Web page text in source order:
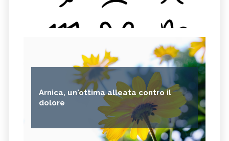
Arnica, un'ottima alleata contro il
dolore